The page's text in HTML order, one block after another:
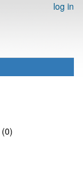
log in
(0)